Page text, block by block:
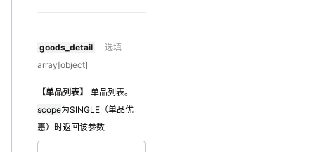
goods_detail
选填
array[object]
【单品列表】
单品列表。
scope为SINGLE（单品优
惠） 时返回该参数